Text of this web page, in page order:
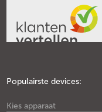
Populairste devices:
Kies apparaat